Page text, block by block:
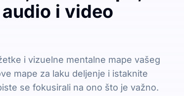
i video
i vizuelne mentalne mape vašeg
mape za laku deljenje i istaknite
se fokusirali na ono što je važno.